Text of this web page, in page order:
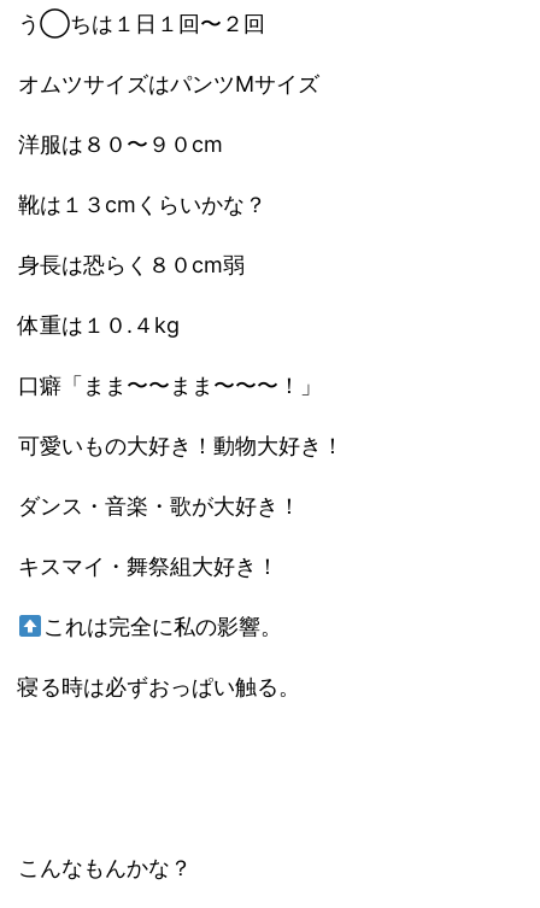
う◯ちは１日１回〜２回
オムツサイズはパンツMサイズ
洋服は８０〜９０cm
靴は１３cmくらいかな？
身長は恐らく８０cm弱
体重は１０.４kg
口癖「まま〜〜まま〜〜〜！」
可愛いもの大好き！動物大好き！
ダンス・音楽・歌が大好き！
キスマイ・舞祭組大好き！
これは完全に私の影響。
寝る時は必ずおっぱい触る。
こんなもんかな？